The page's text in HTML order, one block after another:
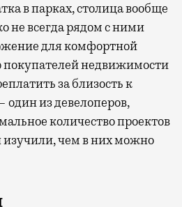
в парках, столица вообще
не всегда рядом с ними
для комфортной
недвижимости
за близость к
один из девелоперов,
количество проектов
чем в них можно